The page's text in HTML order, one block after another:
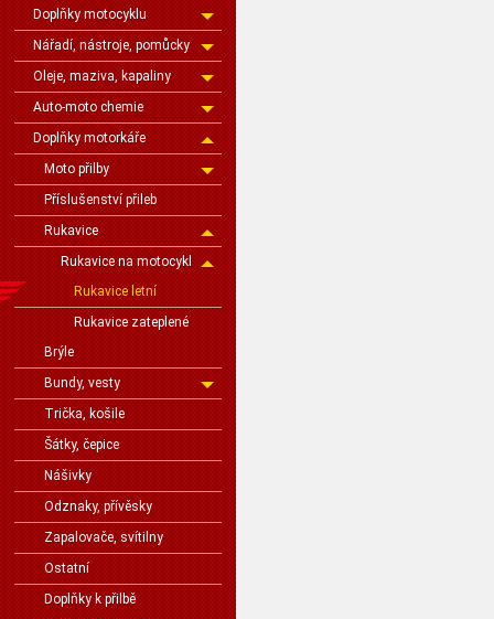
Doplňky motocyklu
Nářadí, nástroje, pomůcky
Oleje, maziva, kapaliny
Auto-moto chemie
Doplňky motorkáře
Moto přilby
Příslušenství přileb
Rukavice
Rukavice na motocykl
Rukavice letní
Rukavice zateplené
Brýle
Bundy, vesty
Trička, košile
Šátky, čepice
Nášivky
Odznaky, přívěsky
Zapalovače, svítilny
Ostatní
Doplňky k přilbě